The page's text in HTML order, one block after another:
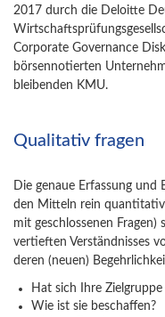
2017 durch die Deloitte
Corporate Governance
börsennotierten
bleibenden KMU.
Qualitativ fragen
Die genaue Erfassung
den Mitteln rein
mit geschlossenen
vertieften Verständnisses
deren (neuen)
Hat sich Ihre
Wie ist sie beschaffen?